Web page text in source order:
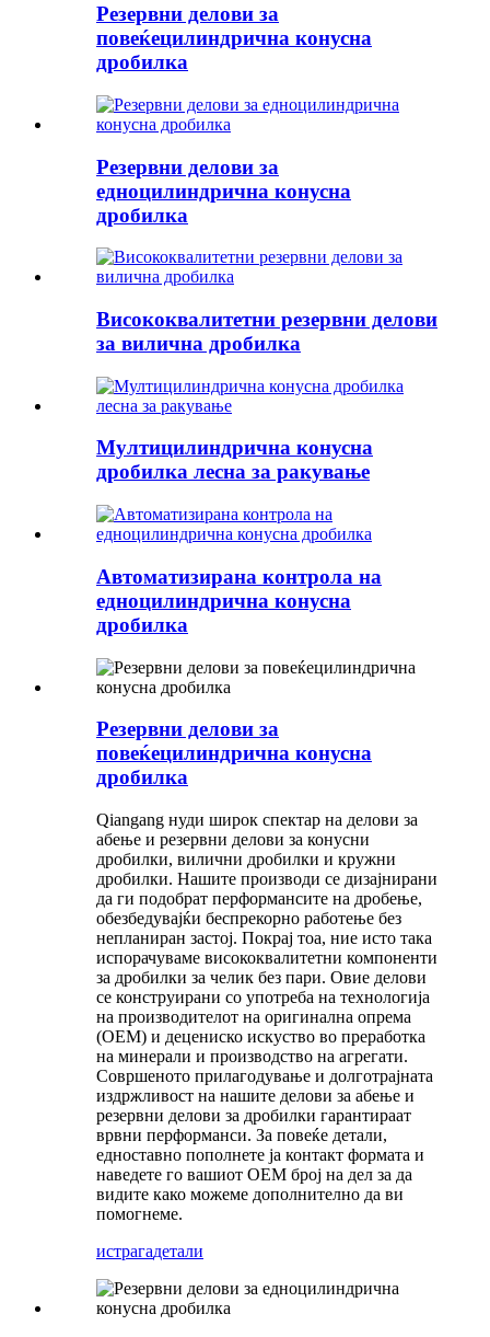
Резервни делови за
повеќецилиндрична конусна
дробилка
Резервни делови за
едноцилиндрична конусна
дробилка
Висококвалитетни резервни делови
за вилична дробилка
Мултицилиндрична конусна
дробилка лесна за ракување
Автоматизирана контрола на
едноцилиндрична конусна
дробилка
Резервни делови за
повеќецилиндрична конусна
дробилка
Qiangang нуди широк спектар на делови за
абење и резервни делови за конусни
дробилки, вилични дробилки и кружни
дробилки. Нашите производи се дизајнирани
да ги подобрат перформансите на дробење,
обезбедувајќи беспрекорно работење без
непланиран застој. Покрај тоа, ние исто така
испорачуваме висококвалитетни компоненти
за дробилки за челик без пари. Овие делови
се конструирани со употреба на технологија
на производителот на оригинална опрема
(OEM) и децениско искуство во преработка
на минерали и производство на агрегати.
Совршеното прилагодување и долготрајната
издржливост на нашите делови за абење и
резервни делови за дробилки гарантираат
врвни перформанси. За повеќе детали,
едноставно пополнете ја контакт формата и
наведете го вашиот OEM број на дел за да
видите како можеме дополнително да ви
помогнеме.
истрагадетали